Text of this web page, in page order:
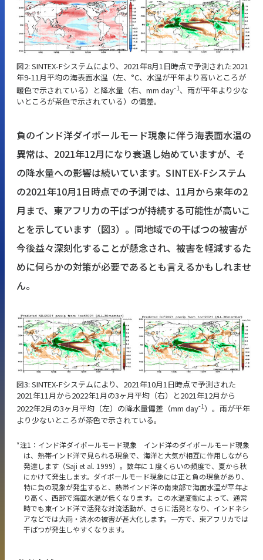
図2: SINTEX-Fシステムにより、2021年8月1日時点で予測された2021
年9-11月平均の海表面水温（左、°C、水温が平年より高いところが
暖色で示されている）と降水量（右、mm day-1、雨が平年より少な
いところが茶色で示されている）の偏差。
負のインド洋ダイポールモード現象に伴う海表面水温の
異常は、2021年12月になり衰退し始めていますが、そ
の降水量への影響は続いています。SINTEX-Fシステム
の2021年10月1日時点での予測では、11月から来年の2
月まで、東アフリカの干ばつが持続する可能性が高いこ
とを示しています（図3）。同地域での干ばつの被害が
今後益々深刻化することが懸念され、被害を軽減するた
めに何らかの対策が必要であるとも言えるかもしれませ
ん。
図3: SINTEX-Fシステムにより、2021年10月1日時点で予測された
2021年11月から2022年1月の3ヶ月平均（右）と2021年12月から
2022年2月の3ヶ月平均（左）の降水量偏差（mm day-1）。雨が平年
より少ないところが茶色で示されている。
注1：インド洋ダイポールモード現象 インド洋のダイポールモード現象
は、熱帯インド洋で見られる現象で、海洋と大気が相互に作用しながら
発達します（Saji et al. 1999）。数年に１度くらいの頻度で、夏から秋
にかけて発生します。ダイポールモード現象には正と負の現象があり、
特に負の現象が発生すると、熱帯インド洋の南東部で海面水温が平年よ
り高く、西部で海面水温が低くなります。この水温変動によって、通常
時でも東インド洋で活発な対流活動が、さらに活発となり、インドネシ
アなどでは大雨・洪水の被害が甚大化します。一方で、東アフリカでは
干ばつが発生しやすくなります。